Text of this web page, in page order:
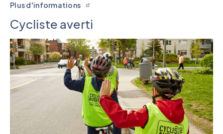
Plus d'informations
Cycliste averti